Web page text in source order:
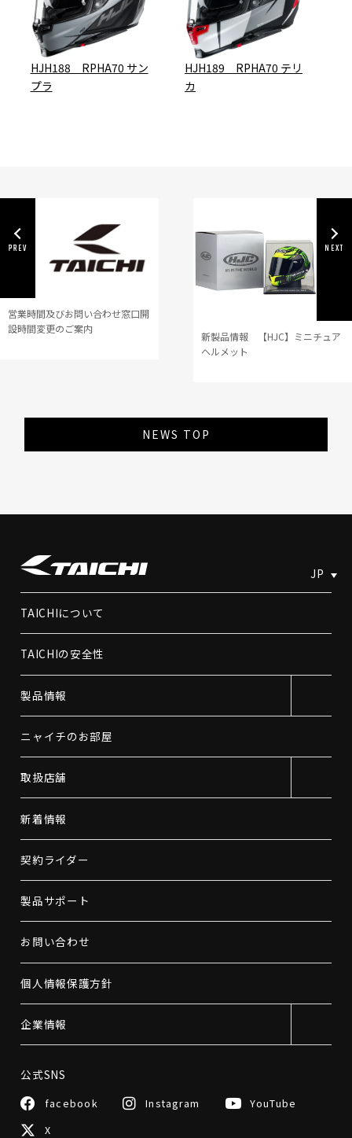
HJH188 RPHA70 サン
プラ
HJH189 RPHA70 テリ
カ
営業時間及びお問い合わせ窓口開
設時間変更のご案内
新製品情報 【HJC】ミニチュア
ヘルメット
NEWS TOP
JP
TAICHIについて
TAICHIの安全性
製品情報
ニャイチのお部屋
取扱店舗
新着情報
契約ライダー
製品サポート
お問い合わせ
個人情報保護方針
企業情報
公式SNS
facebook Instagram
YouTube
X